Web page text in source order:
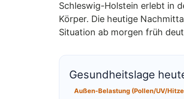
Schleswig-Holstein erlebt in
Körper. Die heutige
Situation ab morgen früh
Gesundheitslage
Außen-Belastung (Pollen/UV/